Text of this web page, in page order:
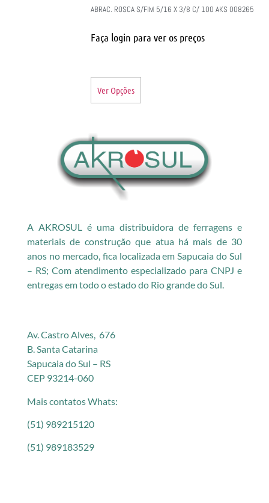
ABRAC. ROSCA S/FIM 5/16 X 3/8 C/ 100 AKS 008265
Faça login para ver os preços
Ver Opções
A AKROSUL é uma distribuidora de ferragens e
materiais de construção que atua há mais de 30
anos no mercado, fica localizada em Sapucaia do Sul
– RS; Com atendimento especializado para CNPJ e
entregas em todo o estado do Rio grande do Sul.
Av. Castro Alves, 676
B. Santa Catarina
Sapucaia do Sul – RS
CEP 93214-060
Mais contatos Whats:
(51) 989215120
(51) 989183529